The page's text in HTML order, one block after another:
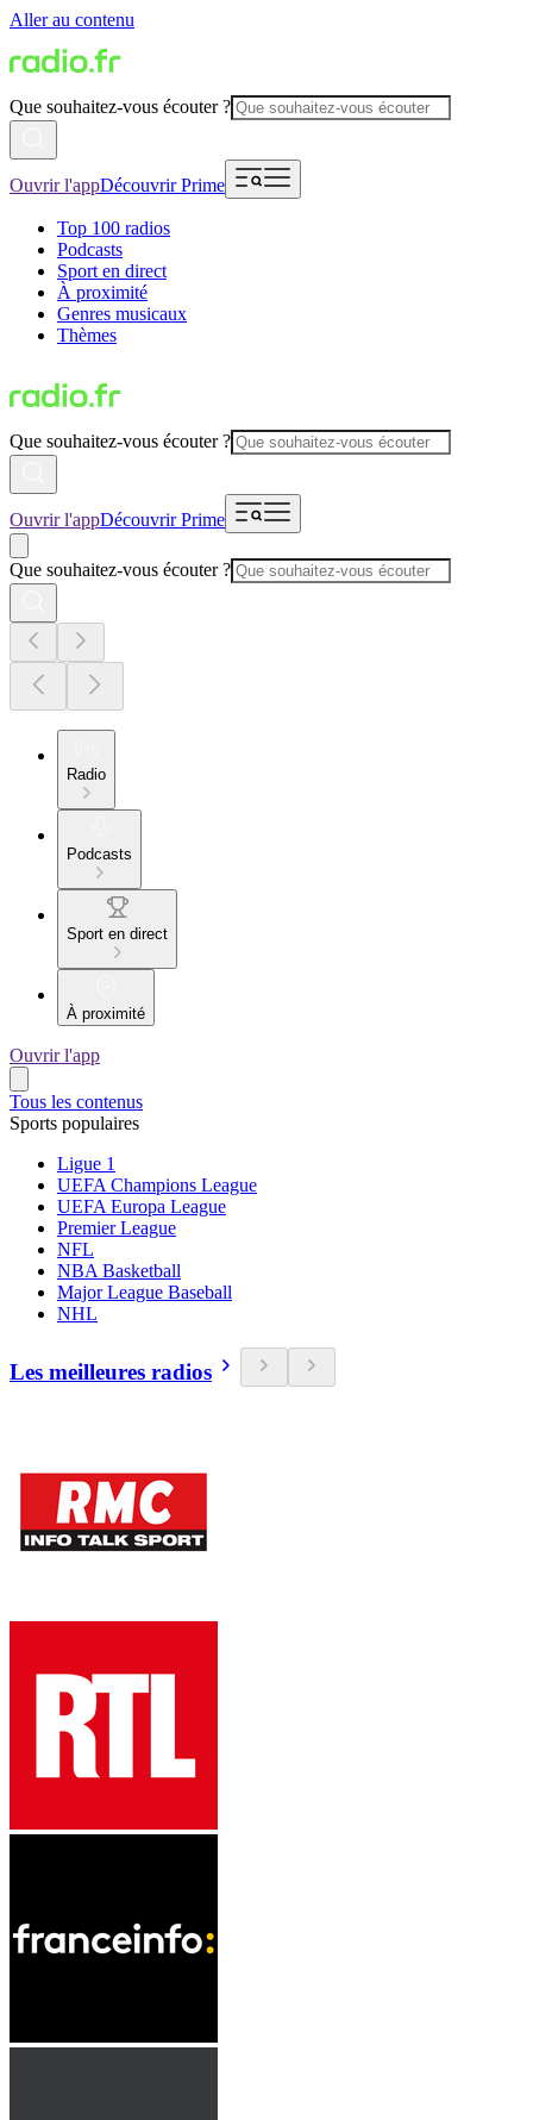
Aller au contenu
Que souhaitez-vous écouter ?
Ouvrir l'appDécouvrir Prime
Top 100 radios
Podcasts
Sport en direct
À proximité
Genres musicaux
Thèmes
Que souhaitez-vous écouter ?
Ouvrir l'appDécouvrir Prime
Que souhaitez-vous écouter ?
Radio
Podcasts
Sport en direct
À proximité
Ouvrir l'app
Tous les contenus
Sports populaires
Ligue 1
UEFA Champions League
UEFA Europa League
Premier League
NFL
NBA Basketball
Major League Baseball
NHL
Les meilleures radios